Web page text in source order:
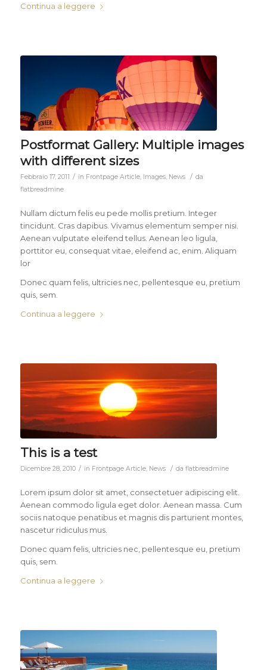
Continua a leggere
Postformat Gallery: Multiple images
with different sizes
Febbraio 17, 2011 / in Frontpage Article, Images, News / da
flatbreadmine
Nullam dictum felis eu pede mollis pretium. Integer
tincidunt. Cras dapibus. Vivamus elementum semper nisi.
Aenean vulputate eleifend tellus. Aenean leo ligula,
porttitor eu, consequat vitae, eleifend ac, enim. Aliquam
lor
Donec quam felis, ultricies nec, pellentesque eu, pretium
quis, sem.
Continua a leggere
This is a test
Dicembre 28, 2010 / in Frontpage Article, News / da flatbreadmine
Lorem ipsum dolor sit amet, consectetuer adipiscing elit.
Aenean commodo ligula eget dolor. Aenean massa. Cum
sociis natoque penatibus et magnis dis parturient montes,
nascetur ridiculus mus.
Donec quam felis, ultricies nec, pellentesque eu, pretium
quis, sem.
Continua a leggere